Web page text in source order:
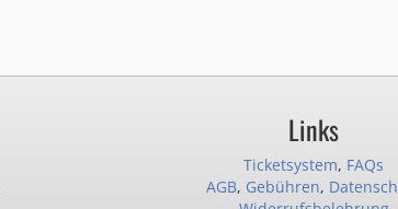
Links
Ticketsystem, FAQs
AGB, Gebühren,